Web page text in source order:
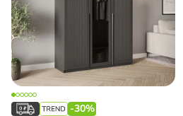
-30%